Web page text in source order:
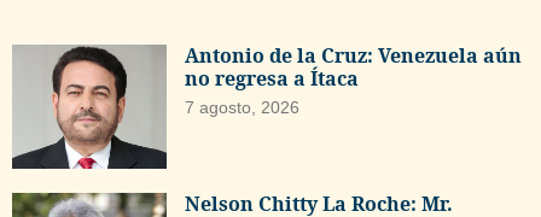
Antonio de la Cruz: Venezuela aún
no regresa a Ítaca
7 agosto, 2026
Nelson Chitty La Roche: Mr.